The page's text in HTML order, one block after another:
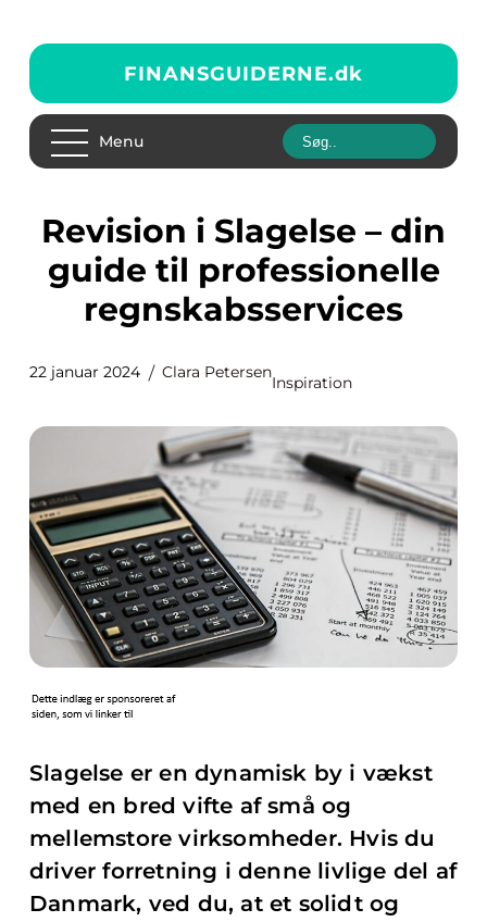
FINANSGUIDERNE.dk
Menu
Revision i Slagelse – din
guide til professionelle
regnskabsservices
22 januar 2024 Clara Petersen
Inspiration
Slagelse er en dynamisk by i vækst
med en bred vifte af små og
mellemstore virksomheder. Hvis du
driver forretning i denne livlige del af
Danmark, ved du, at et solidt og